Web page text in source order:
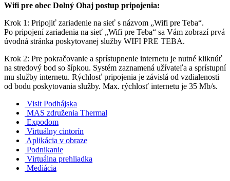
Wifi pre obec Dolný Ohaj postup pripojenia:
Krok 1: Pripojiť zariadenie na sieť s názvom „Wifi pre Teba“.
Po pripojení zariadenia na sieť „Wifi pre Teba“ sa Vám zobrazí prvá
úvodná stránka poskytovanej služby WIFI PRE TEBA.
Krok 2: Pre pokračovanie a sprístupnenie internetu je nutné kliknúť
na stredový bod so šípkou. Systém zaznamená užívateľa a sprístupní
mu služby internetu. Rýchlosť pripojenia je závislá od vzdialenosti
od bodu poskytovania služby. Max. rýchlosť internetu je 35 Mb/s.
Visit Podhájska
MAS združenia Thermal
Expodom
Virtuálny cintorín
Aplikácia v obraze
Podnikanie
Virtuálna prehliadka
Mediácia